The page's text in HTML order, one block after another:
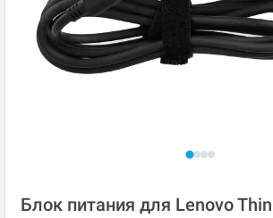
Блок питания для Lenovo